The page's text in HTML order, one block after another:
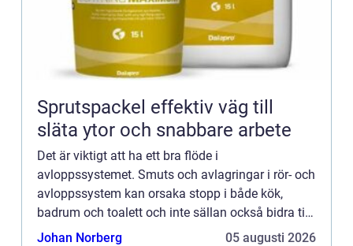
Sprutspackel effektiv väg till
släta ytor och snabbare arbete
Det är viktigt att ha ett bra flöde i
avloppssystemet. Smuts och avlagringar i rör- och
avloppssystem kan orsaka stopp i både kök,
badrum och toalett och inte sällan också bidra till
dålig lukt. Många ...
Johan Norberg 05 augusti 2026